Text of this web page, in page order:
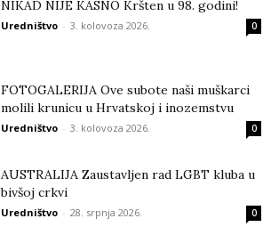
NIKAD NIJE KASNO Kršten u 98. godini!
Uredništvo - 3. kolovoza 2026. 0
FOTOGALERIJA Ove subote naši muškarci
molili krunicu u Hrvatskoj i inozemstvu
Uredništvo - 3. kolovoza 2026. 0
AUSTRALIJA Zaustavljen rad LGBT kluba u
bivšoj crkvi
Uredništvo - 28. srpnja 2026. 0